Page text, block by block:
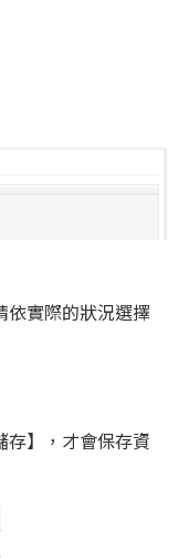
依實際的狀況選擇
存】，才會保存資